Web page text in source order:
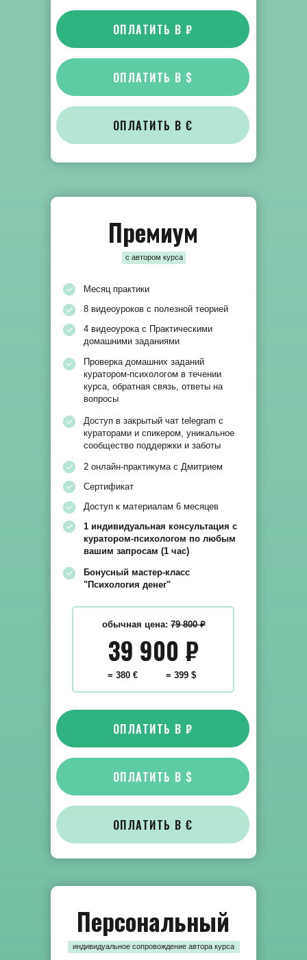
ОПЛАТИТЬ В ₽
ОПЛАТИТЬ В $
ОПЛАТИТЬ В €
Месяц практики
Премиум
8 видеоуроков с полезной теорией
4 видеоурока с Практическими
домашними заданиями
= 380 € = 399 $
ОПЛАТИТЬ В ₽
39 900 ₽
с автором курса
обычная цена: 79800 ₽
Проверка домашних заданий
куратором-психологом в течении
курса, обратная связь, ответы на
вопросы
Доступ в закрытый чат telegram с
кураторами и спикером, уникальное
сообщество поддержки и заботы
2 онлайн-практикума с Дмитрием
Сертификат
Доступ к материалам 6 месяцев
ОПЛАТИТЬ В $
ОПЛАТИТЬ В €
1 индивидуальная консультация с
куратором-психологом по любым
вашим запросам (1 час)
Бонусный мастер-класс
"Психология денег"
Персональный
индивидуальное сопровождение автора курса